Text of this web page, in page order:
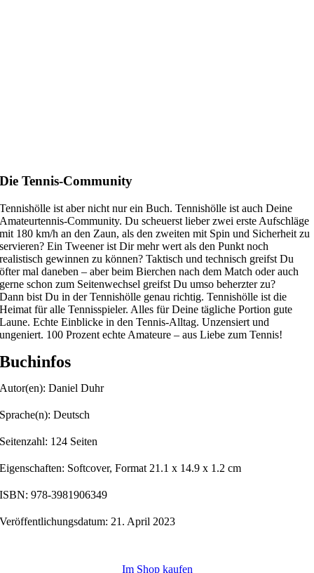
Die Tennis-Community
Tennishölle ist aber nicht nur ein Buch. Tennishölle ist auch Deine
Amateurtennis-Community. Du scheuerst lieber zwei erste Aufschläge
mit 180 km/h an den Zaun, als den zweiten mit Spin und Sicherheit zu
servieren? Ein Tweener ist Dir mehr wert als den Punkt noch
realistisch gewinnen zu können? Taktisch und technisch greifst Du
öfter mal daneben – aber beim Bierchen nach dem Match oder auch
gerne schon zum Seitenwechsel greifst Du umso beherzter zu?
Dann bist Du in der Tennishölle genau richtig. Tennishölle ist die
Heimat für alle Tennisspieler. Alles für Deine tägliche Portion gute
Laune. Echte Einblicke in den Tennis-Alltag. Unzensiert und
ungeniert. 100 Prozent echte Amateure – aus Liebe zum Tennis!
Buchinfos
Autor(en): Daniel Duhr
Sprache(n): Deutsch
Seitenzahl: 124 Seiten
Eigenschaften: Softcover, Format 21.1 x 14.9 x 1.2 cm
ISBN: 978-3981906349
Veröffentlichungsdatum: 21. April 2023
Im Shop kaufen